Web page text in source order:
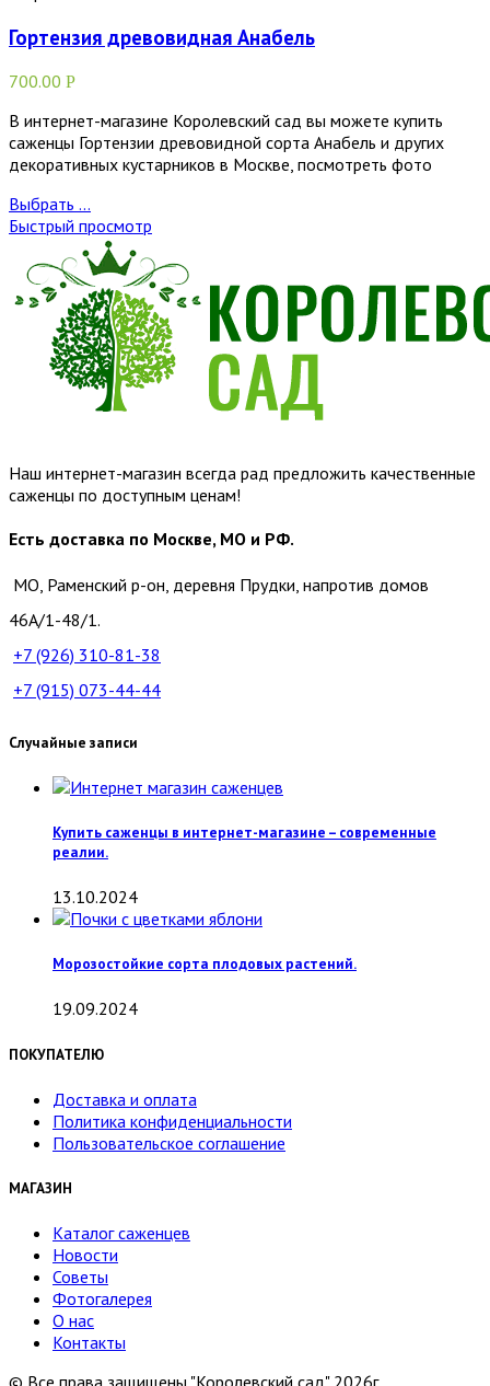
Гортензия древовидная Анабель
700.00 Р
В интернет-магазине Королевский сад вы можете купить
саженцы Гортензии древовидной сорта Анабель и других
декоративных кустарников в Москве, посмотреть фото
Выбрать ...
Быстрый просмотр
Наш интернет-магазин всегда рад предложить качественные
саженцы по доступным ценам!
Есть доставка по Москве, МО и РФ.
МО, Раменский р-он, деревня Прудки, напротив домов
46А/1-48/1.
+7 (926) 310-81-38
+7 (915) 073-44-44
Случайные записи
Купить саженцы в интернет-магазине – современные
реалии.
13.10.2024
Морозостойкие сорта плодовых растений.
19.09.2024
ПОКУПАТЕЛЮ
Доставка и оплата
Политика конфиденциальности
Пользовательское соглашение
МАГАЗИН
Каталог саженцев
Новости
Советы
Фотогалерея
О нас
Контакты